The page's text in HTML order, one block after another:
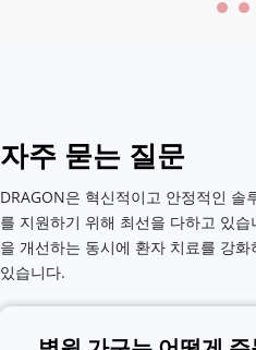
자주 묻는 질문
DRAGON은 혁신적이고 안정적인
를 지원하기 위해 최선을 다하고 있
을 개선하는 동시에 환자 치료를 강
있습니다.